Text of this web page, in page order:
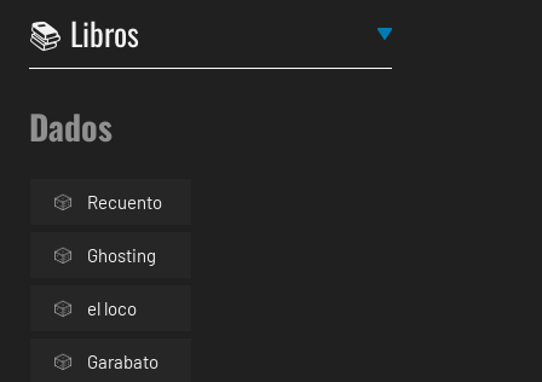
Dados
Recuento
Ghosting
el loco
Garabato